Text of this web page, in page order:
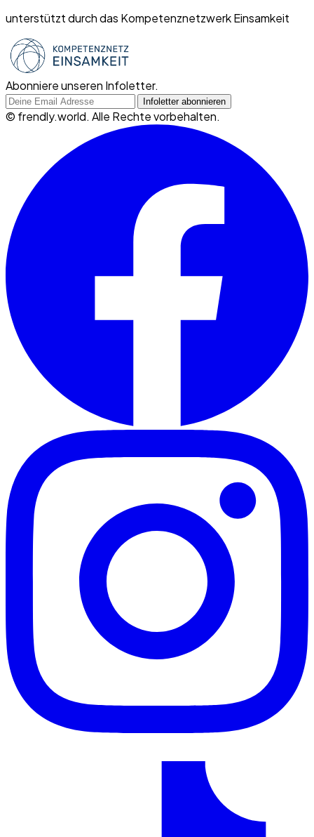
unterstützt durch das Kompetenznetzwerk Einsamkeit
Abonniere unseren Infoletter.
© frendly.world. Alle Rechte vorbehalten.